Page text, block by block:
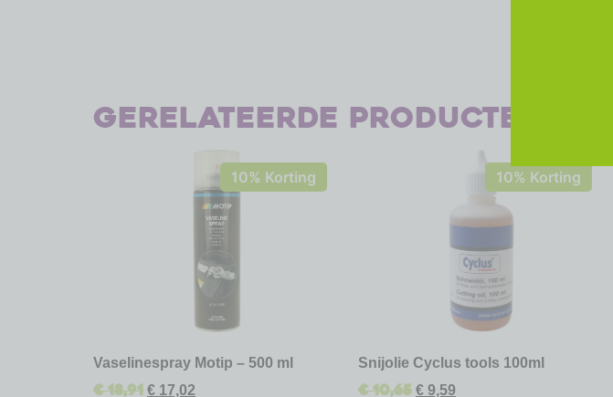
Gerelateerde producten
10% Korting
Vaselinespray Motip – 500 ml
€18,91 € 17,02
10% Korting
Snijolie Cyclus tools 100ml
€10,65 € 9,59